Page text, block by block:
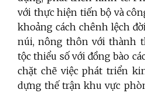
với thực hiện tiến bộ và
khoảng cách chênh lệch
núi, nông thôn với thành
tộc thiểu số với đồng bào
chặt chẽ việc phát triển
dựng thế trận khu vực